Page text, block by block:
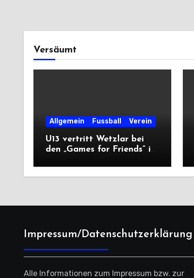
Versäumt
Allgemein Fussball Verein
U13 vertritt Wetzlar bei
den „Games for Friends“ in
Impressum/Datenschutzerklärung
Alle Informationen zum Impressum bzw. zur